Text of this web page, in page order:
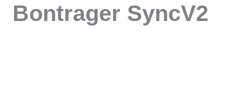
Bontrager SyncV2